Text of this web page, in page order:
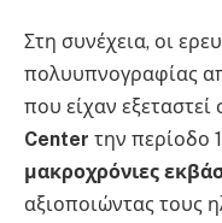
Στη συνέχεια, οι
πολυυπνογραφίας
που είχαν εξεταστεί
Center την περίοδο
μακροχρόνιες
αξιοποιώντας τους